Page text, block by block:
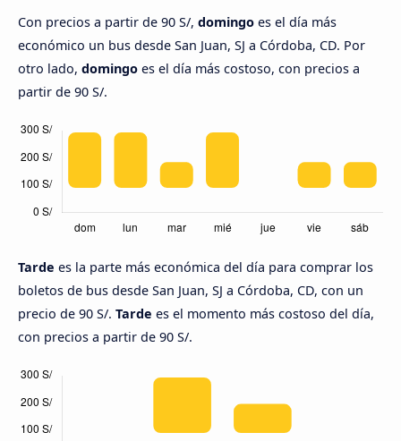
Con precios a partir de 90 S/, domingo es el día más
económico un bus desde San Juan, SJ a Córdoba, CD. Por
otro lado, domingo es el día más costoso, con precios a
partir de 90 S/.
Tarde es la parte más económica del día para comprar los
boletos de bus desde San Juan, SJ a Córdoba, CD, con un
precio de 90 S/. Tarde es el momento más costoso del día,
con precios a partir de 90 S/.